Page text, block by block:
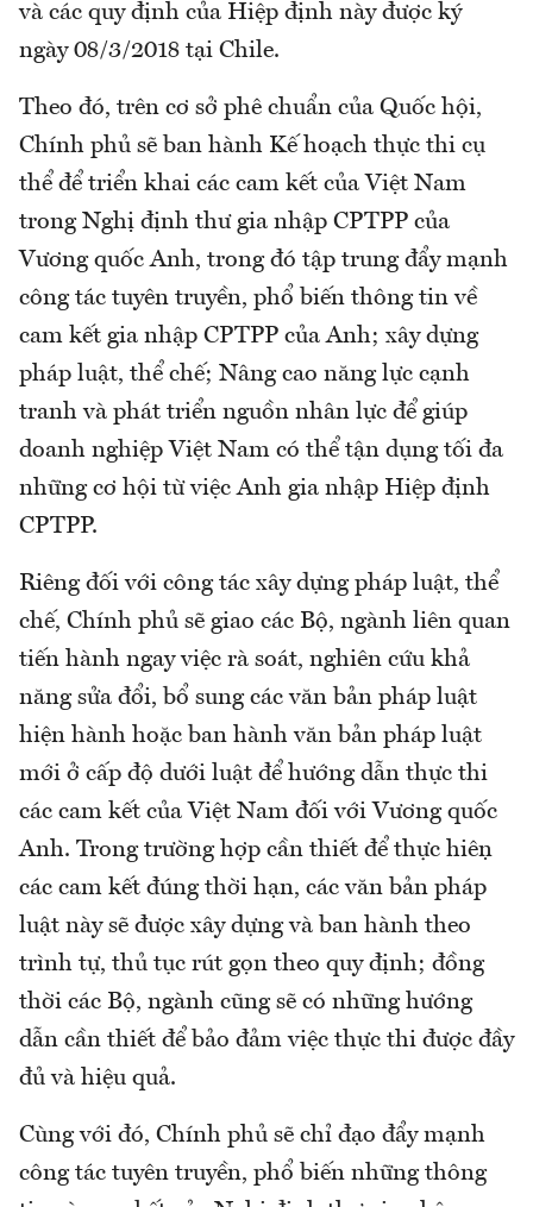
và các quy định của Hiệp định này được ký
ngày 08/3/2018 tại Chile.
Theo đó, trên cơ sở phê chuẩn của Quốc hội,
Chính phủ sẽ ban hành Kế hoạch thực thi cụ
thể để triển khai các cam kết của Việt Nam
trong Nghị định thư gia nhập CPTPP của
Vương quốc Anh, trong đó tập trung đẩy mạnh
công tác tuyên truyền, phổ biến thông tin về
cam kết gia nhập CPTPP của Anh; xây dựng
pháp luật, thể chế; Nâng cao năng lực cạnh
tranh và phát triển nguồn nhân lực để giúp
doanh nghiệp Việt Nam có thể tận dụng tối đa
những cơ hội từ việc Anh gia nhập Hiệp định
CPTPP.
Riêng đối với công tác xây dựng pháp luật, thể
chế, Chính phủ sẽ giao các Bộ, ngành liên quan
tiến hành ngay việc rà soát, nghiên cứu khả
năng sửa đổi, bổ sung các văn bản pháp luật
hiện hành hoặc ban hành văn bản pháp luật
mới ở cấp độ dưới luật để hướng dẫn thực thi
các cam kết của Việt Nam đối với Vương quốc
Anh. Trong trường hợp cần thiết để thực hiện
các cam kết đúng thời hạn, các văn bản pháp
luật này sẽ được xây dựng và ban hành theo
trình tự, thủ tục rút gọn theo quy định; đồng
thời các Bộ, ngành cũng sẽ có những hướng
dẫn cần thiết để bảo đảm việc thực thi được đầy
đủ và hiệu quả.
Cùng với đó, Chính phủ sẽ chỉ đạo đẩy mạnh
công tác tuyên truyền, phổ biến những thông